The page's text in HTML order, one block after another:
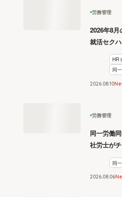
労務管理
2026年8月
就活セク
HR
同
2026 0810
労務管理
同一労働
社労士が
同
2026.08 06